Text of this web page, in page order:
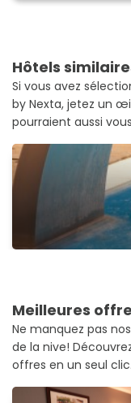
Hôtels
Si vous avez
by Nexta, jetez un
pourraient aussi
Meilleures
Ne manquez pas
de la nive!
offres en un seul clic.